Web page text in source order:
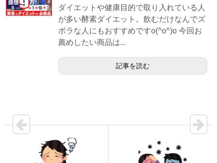
ダイエットや健康目的で取り入れている人
が多い酵素ダイエット。飲むだけなんでズ
ボラな人にもおすすめですo(^o^)o 今回お
薦めしたい商品は...
記事を読む